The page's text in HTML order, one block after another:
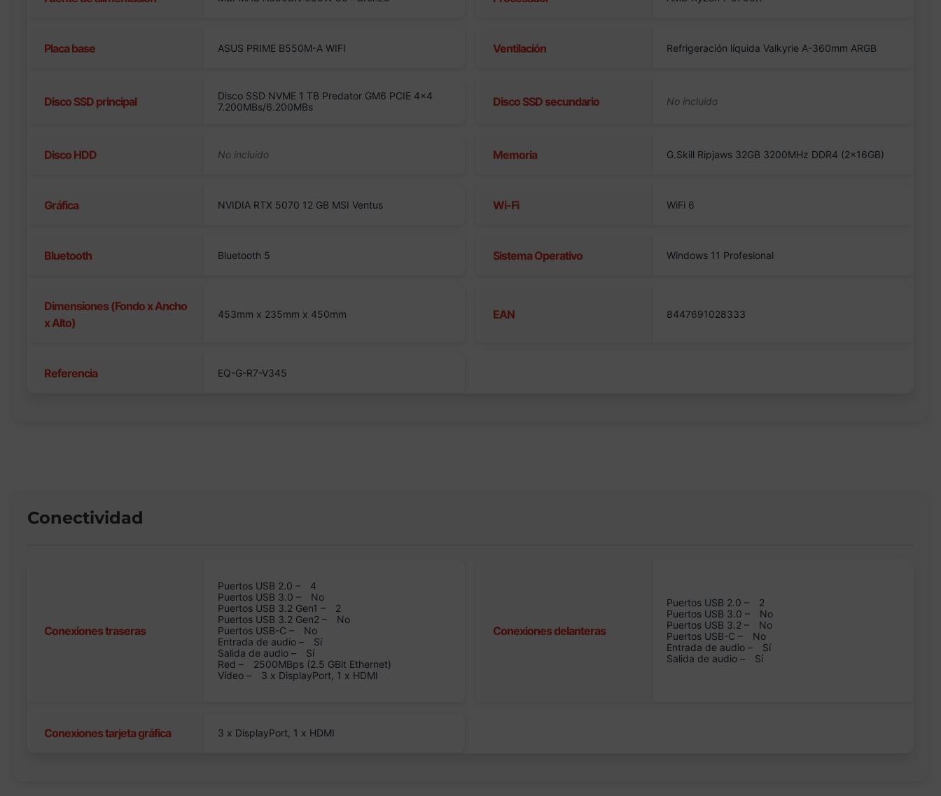
Placa base ASUS PRIME B550M-A WIFI Ventilación Refrigeración líquida Valkyrie A-360mm ARGB
Disco SSD principal
Disco SSD NVME 1 TB Predator GM6 PCIE 4×4
7.200MBs/6.200MBs
Disco SSD secundario
Disco HDD Memoria G.Skill Ripjaws 32GB 3200MHz DDR4 (2x16GB)
Gráfica NVIDIA RTX 5070 12 GB MSI Ventus Wi-Fi WiFi 6
Bluetooth Bluetooth 5 Sistema Operativo Windows 11 Profesional
Dimensiones (Fondo x Ancho
x Alto)
453mm x 235mm x 450mm EAN 8447691028333
Referencia EQ-G-R7-V345
Conectividad
Conexiones traseras
Puertos USB 2.0 –
4
Puertos USB 3.0 –
No
Puertos USB 3.2 Gen1 –
2
Puertos USB 3.2 Gen2 –
No
Puertos USB-C –
No
Entrada de audio –
Sí
Salida de audio –
Sí
Red –
2500MBps (2.5 GBit Ethernet)
Vídeo –
3 x DisplayPort, 1 x HDMI
Conexiones delanteras
Puertos USB 2.0 –
2
Puertos USB 3.0 –
No
Puertos USB 3.2 –
No
Puertos USB-C –
No
Entrada de audio –
Sí
Salida de audio –
Sí
Conexiones tarjeta gráfica 3 x DisplayPort, 1 x HDMI